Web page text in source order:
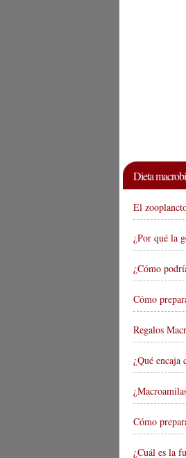
Dieta
El
¿Por qué la
¿Cómo
Cómo
Regalos
¿Qué encaja
Cómo
¿Cuál es la